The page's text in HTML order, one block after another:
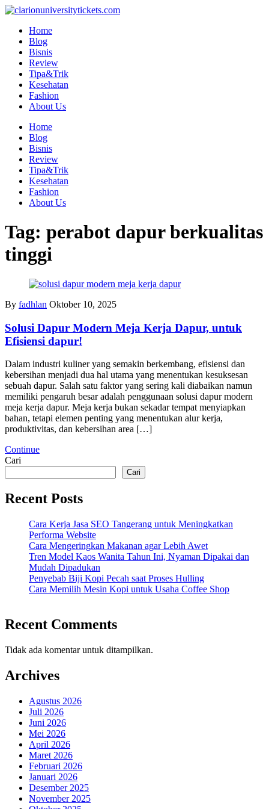
Skip
contentHome
Blog
Bisnis
Review
Tipa&Trik
Kesehatan
Fashion
About Us
Home
Blog
Bisnis
Review
Tipa&Trik
Kesehatan
Fashion
About Us
Tag: perabot dapur berkualitas
tinggi
By fadhlan Oktober 10, 2025
Solusi Dapur Modern Meja Kerja Dapur, untuk
Efisiensi dapur!
Dalam industri kuliner yang semakin berkembang, efisiensi dan
kebersihan menjadi dua hal utama yang menentukan kesuksesan
sebuah dapur. Salah satu faktor yang sering kali diabaikan namun
memiliki pengaruh besar adalah penggunaan solusi dapur modern
meja kerja dapur. Meja kerja bukan sekadar tempat menyiapkan
bahan, tetapi elemen penting yang menentukan alur kerja,
produktivitas, dan kebersihan area […]
Continue
Cari
Cari
Recent Posts
Cara Kerja Jasa SEO Tangerang untuk Meningkatkan
Performa Website
Cara Mengeringkan Makanan agar Lebih Awet
Tren Model Kaos Wanita Tahun Ini, Nyaman Dipakai dan
Mudah Dipadukan
Penyebab Biji Kopi Pecah saat Proses Hulling
Cara Memilih Mesin Kopi untuk Usaha Coffee Shop
Recent Comments
Tidak ada komentar untuk ditampilkan.
Archives
Agustus 2026
Juli 2026
Juni 2026
Mei 2026
April 2026
Maret 2026
Februari 2026
Januari 2026
Desember 2025
November 2025